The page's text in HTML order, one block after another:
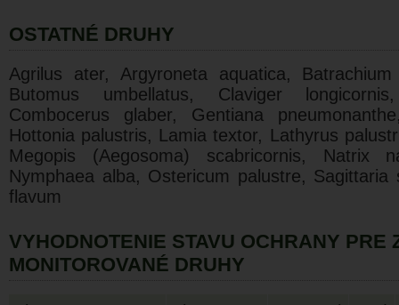
OSTATNÉ DRUHY
Agrilus ater, Argyroneta aquatica,
Butomus umbellatus, Claviger
Combocerus glaber, Gentiana
Hottonia palustris, Lamia textor, Lathyrus
Megopis (Aegosoma) scabricornis, Natrix
Nymphaea alba, Ostericum palustre, Sagittaria
flavum
VYHODNOTENIE STAVU OCHRANY PRE
MONITOROVANÉ DRUHY